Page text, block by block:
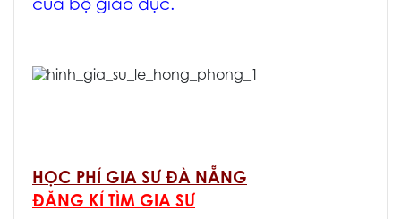
của bộ giáo dục.
HỌC PHÍ GIA SƯ ĐÀ NẴNG
ĐĂNG KÍ TÌM GIA SƯ